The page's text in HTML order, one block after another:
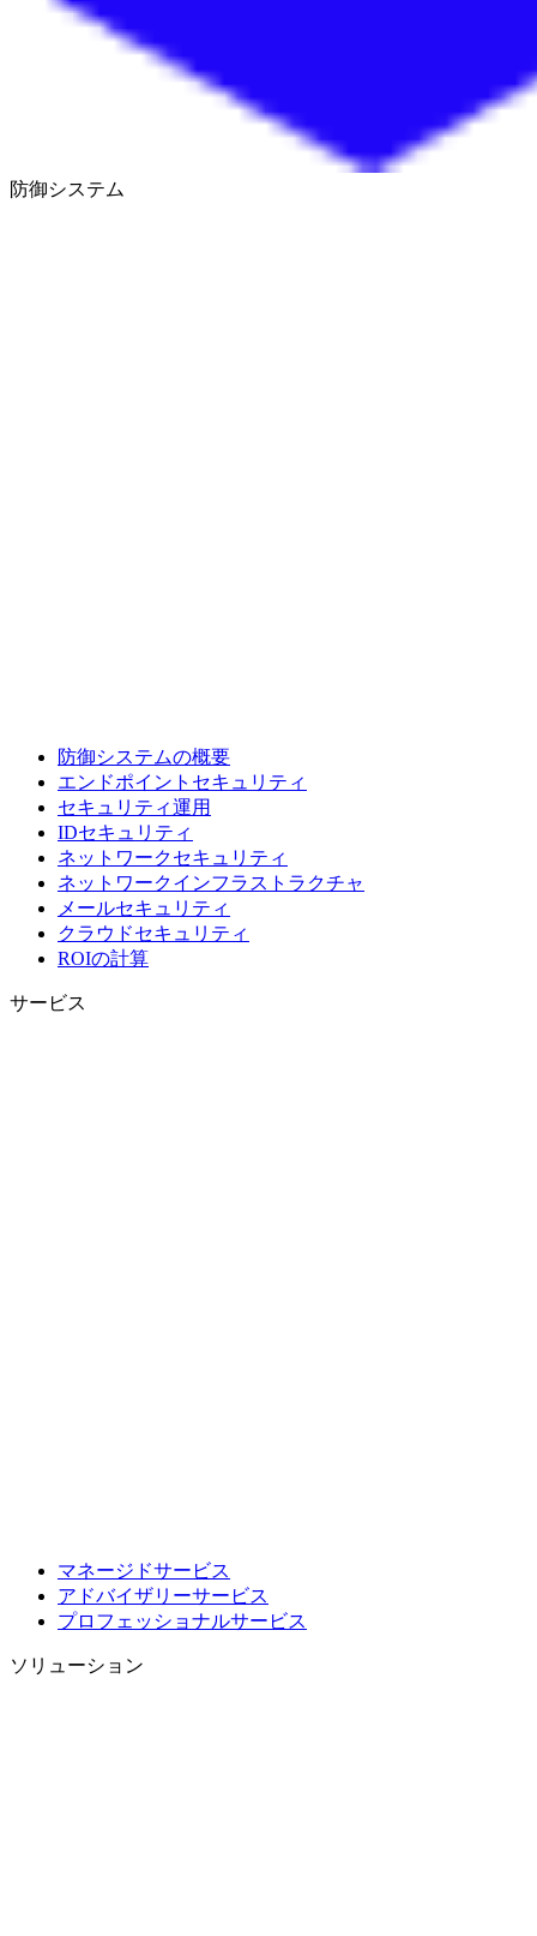
防御システム
防御システムの概要
エンドポイントセキュリティ
セキュリティ運用
IDセキュリティ
ネットワークセキュリティ
ネットワークインフラストラクチャ
メールセキュリティ
クラウドセキュリティ
ROIの計算
サービス
マネージドサービス
アドバイザリーサービス
プロフェッショナルサービス
ソリューション